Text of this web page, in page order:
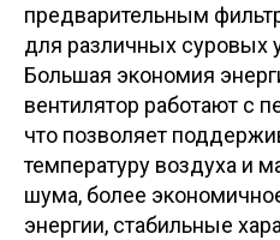
предварительным
для различных суровых
Большая экономия
вентилятор работают с
что позволяет
температуру воздуха и
шума, более
энергии, стабильные